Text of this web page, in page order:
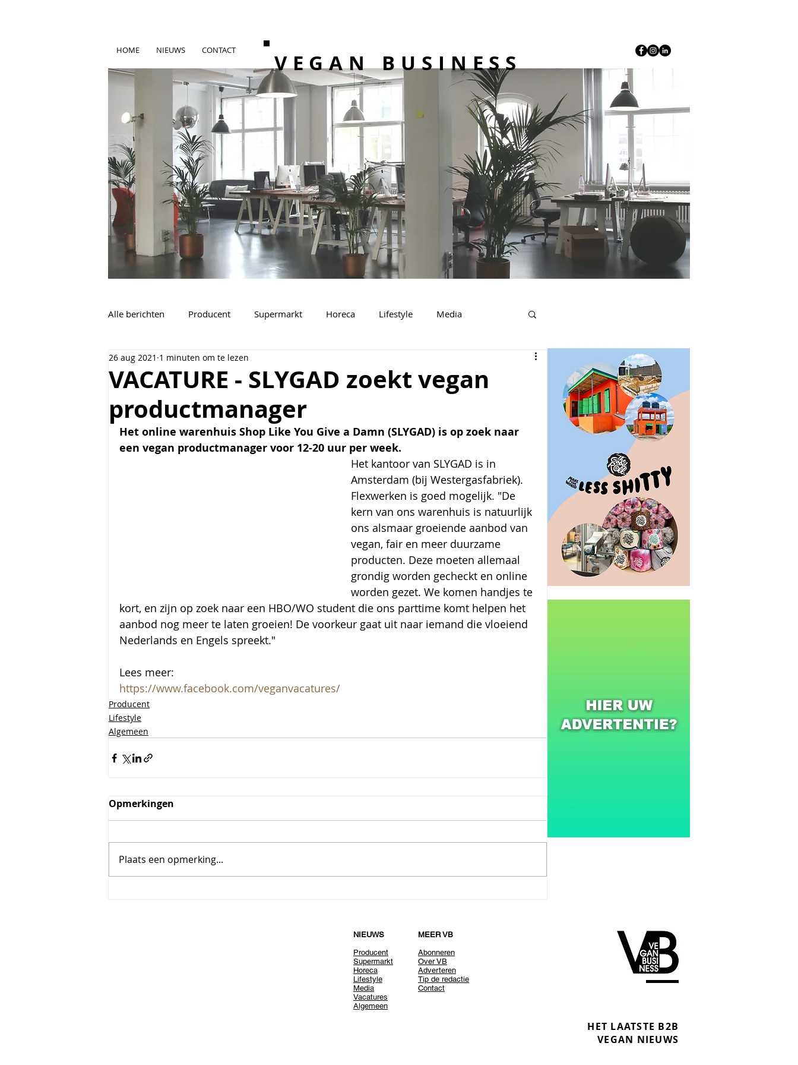
HOME NIEUWS CONTACT VEGAN BUSINESS
Alle berichten Producent Supermarkt Horeca Lifestyle Media
Vacatures Algemeen
VACATURE - SLYGAD zoekt vegan
productmanager
26 aug 2021 1 minuten om te lezen
Het online warenhuis Shop Like You Give a Damn (SLYGAD) is op zoek naar
een vegan productmanager voor 12-20 uur per week.
Het kantoor van SLYGAD is in
Amsterdam (bij Westergasfabriek).
Flexwerken is goed mogelijk. "De
kern van ons warenhuis is natuurlijk
ons alsmaar groeiende aanbod van
vegan, fair en meer duurzame
producten. Deze moeten allemaal
grondig worden gecheckt en online
worden gezet. We komen handjes te
kort, en zijn op zoek naar een HBO/WO student die ons parttime komt helpen het
aanbod nog meer te laten groeien! De voorkeur gaat uit naar iemand die vloeiend
Nederlands en Engels spreekt."
Lees meer:
https://www.facebook.com/veganvacatures/
Producent
Lifestyle
Algemeen
Opmerkingen
Plaats een opmerking...
NIEUWS
Producent
Supermarkt
Horeca
Lifestyle
Media
Vacatures
Algemeen
MEER VB
Abonneren
Over VB
Adverteren
Tip de redactie
Contact
HET LAATSTE B2B
VEGAN NIEUWS